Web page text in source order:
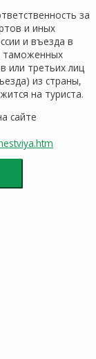
за
и иных
и въезда в
таможенных
или третьих лиц
из страны,
на туриста.
сайте